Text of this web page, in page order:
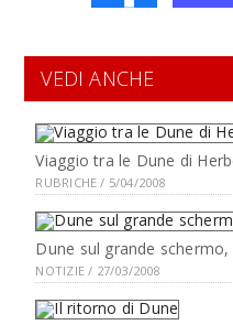
VEDI ANCHE
Viaggio tra le Dune di
RUBRICHE / 5/04/2008
Dune sul grande
NOTIZIE / 27/03/2008